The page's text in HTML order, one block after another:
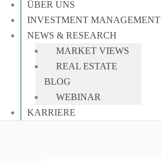
ÜBER UNS
INVESTMENT MANAGEMENT
NEWS & RESEARCH
MARKET VIEWS
REAL ESTATE
BLOG
WEBINAR
KARRIERE